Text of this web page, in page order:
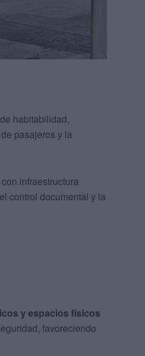
habitabilidad,
pasajeros y la
con infraestructura
control documental y la
y espacios físicos
favoreciendo